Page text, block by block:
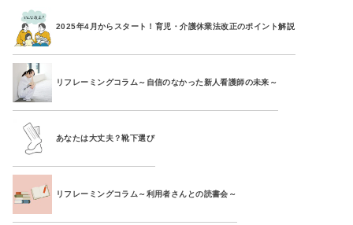
2025年4月からスタート！育児・介護休業法改正のポイント解説
リフレーミングコラム～自信のなかった新人看護師の未来～
あなたは大丈夫？靴下選び
リフレーミングコラム～利用者さんとの読書会～